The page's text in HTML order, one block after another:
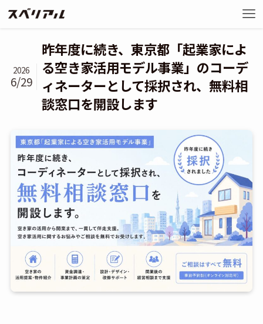
昨年度に続き、東京都「起業家によ
る空き家活用モデル事業」のコーデ
ィネーターとして採択され、無料相
談窓口を開設します
2026
6/29